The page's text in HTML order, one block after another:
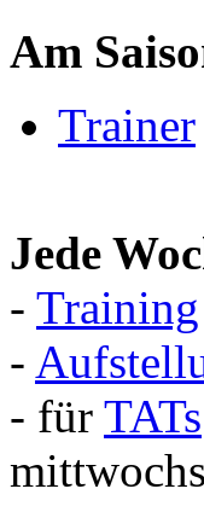
Am
Trainer
Jede
- Training
-
- für TATs